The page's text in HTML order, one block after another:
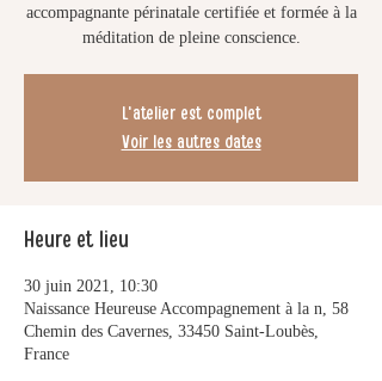
accompagnante périnatale certifiée et formée à la
méditation de pleine conscience.
L'atelier est complet
Voir les autres dates
Heure et lieu
30 juin 2021, 10:30
Naissance Heureuse Accompagnement à la n, 58
Chemin des Cavernes, 33450 Saint-Loubès,
France